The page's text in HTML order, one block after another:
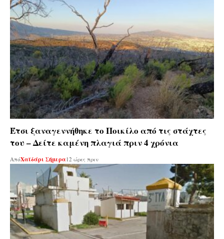
Έτσι ξαναγεννήθηκε το Ποικίλο από τις στάχτες
του – Δείτε καμένη πλαγιά πριν 4 χρόνια
ΑπόΧαϊδάρι Σήμερα 12 ώρες πριν